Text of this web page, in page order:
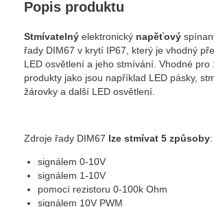
Popis produktu
Stmívatelný elektronický napěťový
řady DIM67 v krytí IP67, který je vhodný
LED osvětlení a jeho stmívání. Vhodné pro
produkty jako jsou například LED pásky,
žárovky a další LED osvětlení.
Zdroje řady DIM67 lze stmívat 5 způsoby:
signálem 0-10V
signálem 1-10V
pomocí rezistoru 0-100k Ohm
signálem 10V PWM